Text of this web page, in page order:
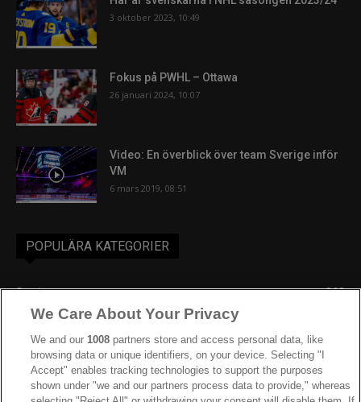
3 oktober 2023, 10:49
Fokus på PWHL – Ottawa
26 januari 2024, 10:07
Video: En överblick över team Sverige inför
VM
6 mars 2019, 08:51
POPULÄRA KATEGORIER
Sverige
863
Ishockey-VM
IIHF
JVM
Kanada
207
We Care About Your Privacy
We and our1008 partners store and access personal data, like
browsing data or unique identifiers, on your device. Selecting "I
Accept" enables tracking technologies to support the purposes
shown under "we and our partners process data to provide," whereas